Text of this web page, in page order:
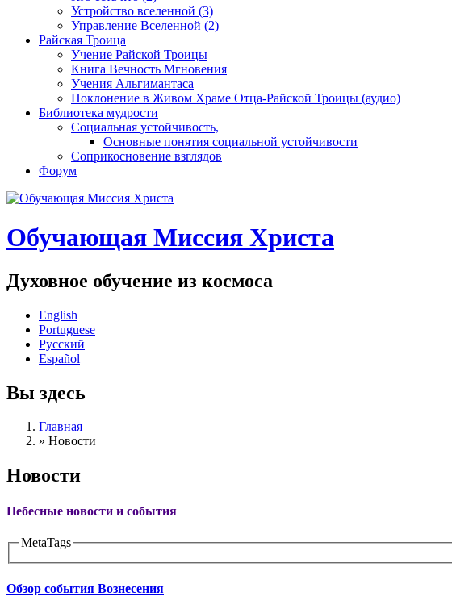
Устройство вселенной (3)
Управление Вселенной (2)
Райская Троица
Учение Райской Троицы
Книга Вечность Мгновения
Учения Альгимантаса
Поклонение в Живом Храме Отца-Райской Троицы (аудио)
Библиотека мудрости
Социальная устойчивость,
Основные понятия социальной устойчивости
Соприкосновение взглядов
Форум
Обучающая Миссия Христа
Духовное обучение из космоса
English
Portuguese
Русский
Español
Вы здесь
Главная
» Новости
Новости
Небесные новости и события
MetaTags
Обзор события Вознесения